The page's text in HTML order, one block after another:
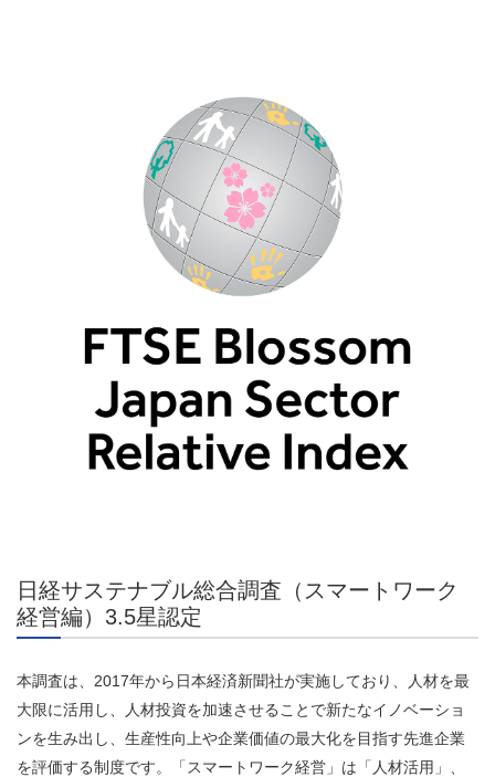
日経サステナブル総合調査（スマートワーク
経営編）3.5星認定
本調査は、 2017年から日本経済新聞社が実施しており、人材を最
大限に活用し、人材投資を加速させることで新たなイノベーショ
ンを生み出し、生産性向上や企業価値の最大化を目指す先進企業
を評価する制度です。「スマートワーク経営」は「人材活用」、